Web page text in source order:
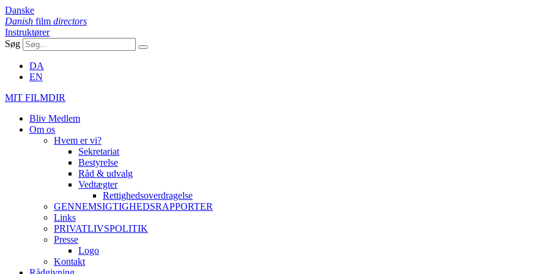
Danske
Danish film directors
Instruktører
Søg
DA
EN
MIT FILMDIR
Bliv Medlem
Om os
Hvem er vi?
Sekretariat
Bestyrelse
Råd & udvalg
Vedtægter
Rettighedsoverdragelse
GENNEMSIGTIGHEDSRAPPORTER
Links
PRIVATLIVSPOLITIK
Presse
Logo
Kontakt